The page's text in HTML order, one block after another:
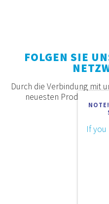
If
FOLGEN SIE
Durch die Verbindung mit
neuesten Produkte,